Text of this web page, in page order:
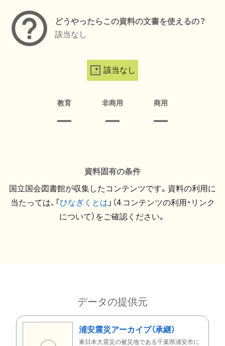
どうやったらこの資料の文書を使えるの？
該当なし
該当なし
教育 非商用 商用
資料固有の条件
国立国会図書館が収集したコンテンツです。資料の利用に
当たっては、「ひなぎくとは 」（4.コンテンツの利用・リンク
について）をご確認ください。
データの提供元
浦安震災アーカイブ（承継）
東日本大震災の被災地である千葉県浦安市に